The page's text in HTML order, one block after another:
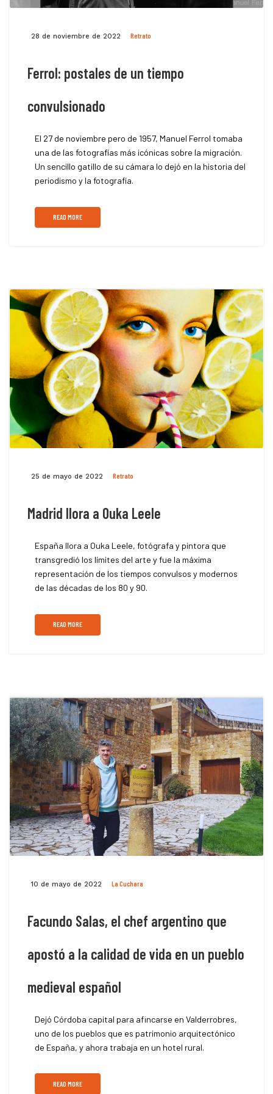
28 de noviembre de 2022 Retrato
Ferrol: postales de un tiempo
convulsionado
El 27 de noviembre pero de 1957, Manuel Ferrol tomaba
una de las fotografías más icónicas sobre la migración.
Un sencillo gatillo de su cámara lo dejó en la historia del
periodismo y la fotografía.
READ MORE
25 de mayo de 2022 Retrato
Madrid llora a Ouka Leele
España llora a Ouka Leele, fotógrafa y pintora que
transgredió los límites del arte y fue la máxima
representación de los tiempos convulsos y modernos
de las décadas de los 80 y 90.
READ MORE
10 de mayo de 2022 La Cuchara
Facundo Salas, el chef argentino que
apostó a la calidad de vida en un pueblo
medieval español
Dejó Córdoba capital para afincarse en Valderrobres,
uno de los pueblos que es patrimonio arquitectónico
de España, y ahora trabaja en un hotel rural.
READ MORE